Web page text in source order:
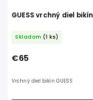
GUESS vrchný diel bikín
Skladom (1 ks)
€65
Vrchný diel bikín GUESS